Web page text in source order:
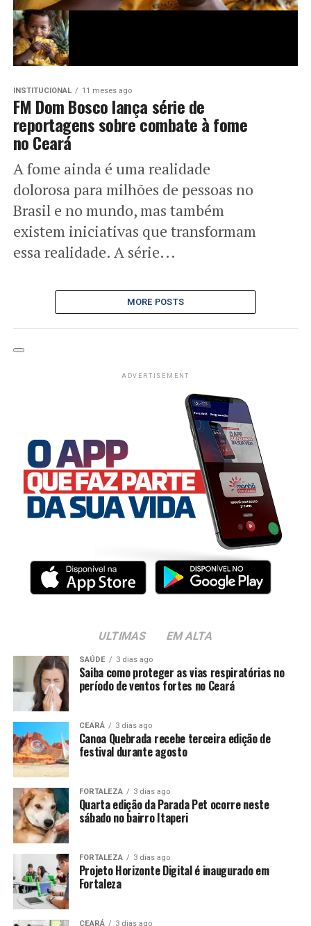
INSTITUCIONAL 11 meses ago
FM Dom Bosco lança série de
reportagens sobre combate à fome
no Ceará
A fome ainda é uma realidade
dolorosa para milhões de pessoas no
Brasil e no mundo, mas também
existem iniciativas que transformam
essa realidade. A série...
MORE POSTS
ADVERTISEMENT
ULTIMAS EM ALTA
SAÚDE 3 dias ago
Saiba como proteger as vias respiratórias no
período de ventos fortes no Ceará
CEARÁ 3 dias ago
Canoa Quebrada recebe terceira edição de
festival durante agosto
FORTALEZA 3 dias ago
Quarta edição da Parada Pet ocorre neste
sábado no bairro Itaperi
FORTALEZA 3 dias ago
Projeto Horizonte Digital é inaugurado em
Fortaleza
CEARÁ 3 dias ago